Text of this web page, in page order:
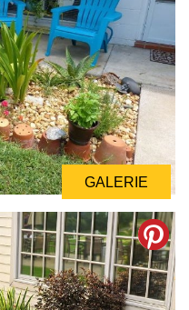
GALERIE